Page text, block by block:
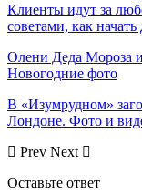
Клиенты идут за
советами, как
Олени Деда Мороза
Новогодние фото
В «Изумрудном»
Лондоне. Фото и
Prev Next
Оставьте ответ